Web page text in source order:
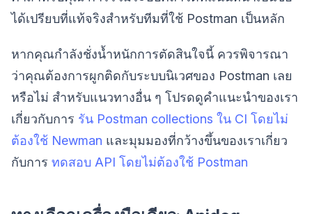
ได้เปรียบที่แท้จริงสำหรับทีมที่ใช้ Postman เป็นหลัก
หากคุณกำลังชั่งน้ำหนักการตัดสินใจนี้ ควรพิจารณา
ว่าคุณต้องการผูกติดกับระบบนิเวศของ Postman เลย
หรือไม่ สำหรับแนวทางอื่น ๆ โปรดดูคำแนะนำของเรา
เกี่ยวกับการ รัน Postman collections ใน CI โดยไม่
ต้องใช้ Newman และมุมมองที่กว้างขึ้นของเราเกี่ยว
กับการ ทดสอบ API โดยไม่ต้องใช้ Postman